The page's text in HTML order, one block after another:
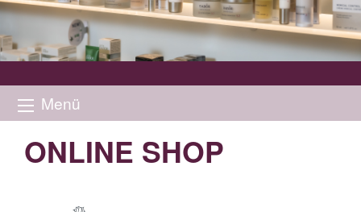
Menü
ONLINE SHOP